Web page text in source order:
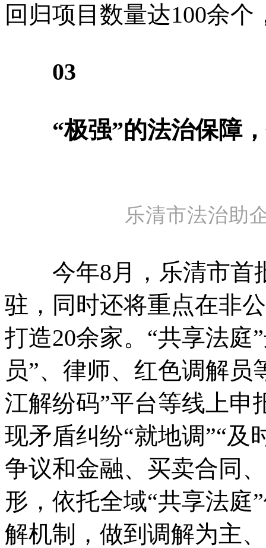
回归项目数量达100余
03
“极强”的法治保障，
乐清市法治助
今年8月，乐清市首
驻，同时还将重点在非
打造20余家。“共享法庭
员”、律师、红色调解员
江解纷码”平台等线上申
现矛盾纠纷“就地调”“及
争议和金融、买卖合同
形，依托全域“共享法庭
解机制，做到调解为主